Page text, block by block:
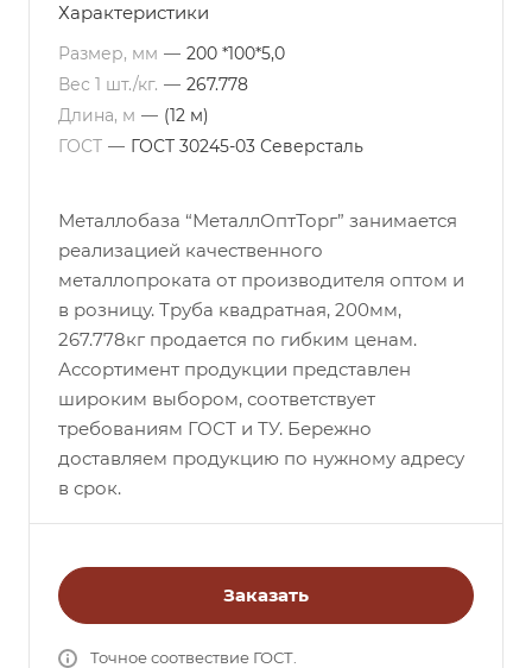
Характеристики
Размер, мм — 200 *100*5,0
Вес 1 шт./кг. — 267.778
Длина, м — (12 м)
ГОСТ — ГОСТ 30245-03 Северсталь
Металлобаза “МеталлОптТорг” занимается
реализацией качественного
металлопроката от производителя оптом и
в розницу. Труба квадратная, 200мм,
267.778кг продается по гибким ценам.
Ассортимент продукции представлен
широким выбором, соответствует
требованиям ГОСТ и ТУ. Бережно
доставляем продукцию по нужному адресу
в срок.
Заказать
Точное соотвествие ГОСТ.